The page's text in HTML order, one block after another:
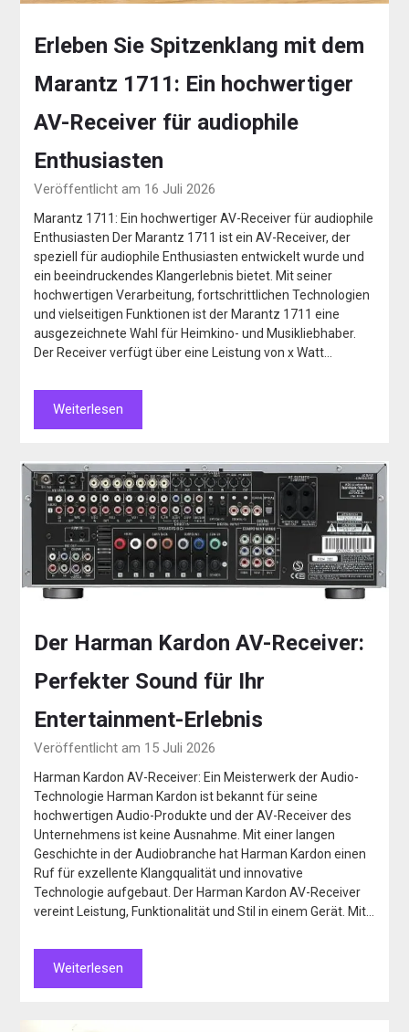
Erleben Sie Spitzenklang mit dem
Marantz 1711: Ein hochwertiger
AV-Receiver für audiophile
Enthusiasten
Veröffentlicht am 16 Juli 2026
Marantz 1711: Ein hochwertiger AV-Receiver für audiophile
Enthusiasten Der Marantz 1711 ist ein AV-Receiver, der
speziell für audiophile Enthusiasten entwickelt wurde und
ein beeindruckendes Klangerlebnis bietet. Mit seiner
hochwertigen Verarbeitung, fortschrittlichen Technologien
und vielseitigen Funktionen ist der Marantz 1711 eine
ausgezeichnete Wahl für Heimkino- und Musikliebhaber.
Der Receiver verfügt über eine Leistung von x Watt…
Weiterlesen
Der Harman Kardon AV-Receiver:
Perfekter Sound für Ihr
Entertainment-Erlebnis
Veröffentlicht am 15 Juli 2026
Harman Kardon AV-Receiver: Ein Meisterwerk der Audio-
Technologie Harman Kardon ist bekannt für seine
hochwertigen Audio-Produkte und der AV-Receiver des
Unternehmens ist keine Ausnahme. Mit einer langen
Geschichte in der Audiobranche hat Harman Kardon einen
Ruf für exzellente Klangqualität und innovative
Technologie aufgebaut. Der Harman Kardon AV-Receiver
vereint Leistung, Funktionalität und Stil in einem Gerät. Mit…
Weiterlesen